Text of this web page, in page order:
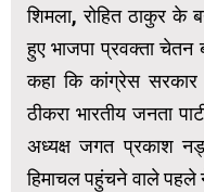
शिमला, रोहित ठाकुर के
हुए भाजपा प्रवक्ता चेतन
कहा कि कांग्रेस सरकार
ठीकरा भारतीय जनता
अध्यक्ष जगत प्रकाश
हिमाचल पहुंचने वाले पहले